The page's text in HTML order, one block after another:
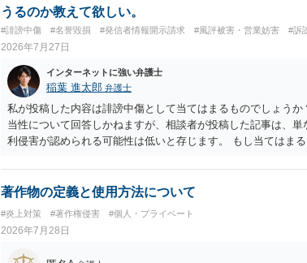
うるのか教えて欲しい。
#誹謗中傷 #名誉毀損 #発信者情報開示請求 #風評被害・営業妨害 #訴
2026年7月27日
インターネットに強い弁護士
稲葉 進太郎 弁護士
私が投稿した内容は誹謗中傷として当てはまるものでしょう
当性について回答しかねますが、相談者が投稿した記事は、
利侵害が認められる可能性は低いと存じます。 もし当てはま
め、民事裁判や刑事裁判に発展することはあまり考えられない
著作物の定義と使用方法について
#炎上対策 #著作権侵害 #個人・プライベート
2026年7月28日